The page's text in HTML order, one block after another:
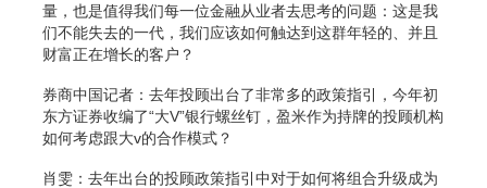
量，也是值得我们每一位金融从业者去思考的问题：这是我
们不能失去的一代，我们应该如何触达到这群年轻的、并且
财富正在增长的客户？
券商中国记者：去年投顾出台了非常多的政策指引，今年初
东方证券收编了“大V”银行螺丝钉，盈米作为持牌的投顾机构
如何考虑跟大v的合作模式？
肖雯：去年出台的投顾政策指引中对于如何将组合升级成为